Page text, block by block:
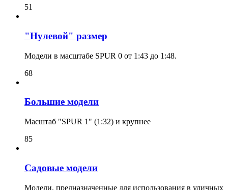
51
"Нулевой" размер
Модели в масштабе SPUR 0 от 1:43 до 1:48.
68
Большие модели
Масштаб "SPUR 1" (1:32) и крупнее
85
Садовые модели
Модели, предназначенные для использования в уличных